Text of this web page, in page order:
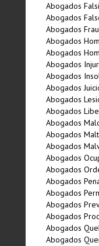
Abogados
Abogados
Abogados
Abogados
Abogados
Abogados
Abogados
Abogados
Abogados
Abogados
Abogados
Abogados
Abogados
Abogados
Abogados
Abogados
Abogados
Abogados
Abogados
Abogados
Abogados